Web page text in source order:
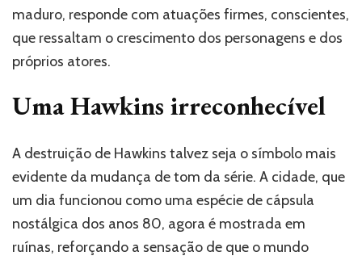
maduro, responde com atuações firmes, conscientes,
que ressaltam o crescimento dos personagens e dos
próprios atores.
Uma Hawkins irreconhecível
A destruição de Hawkins talvez seja o símbolo mais
evidente da mudança de tom da série. A cidade, que
um dia funcionou como uma espécie de cápsula
nostálgica dos anos 80, agora é mostrada em
ruínas, reforçando a sensação de que o mundo